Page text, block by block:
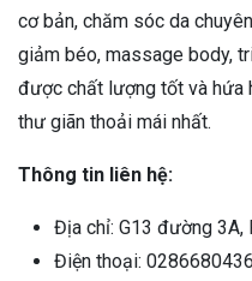
cơ bản, chăm sóc da
giảm béo, massage body,
được chất lượng tốt và hứa
thư giãn thoải mái nhất.
Thông tin liên hệ:
Địa chỉ: G13 đường 3A,
Điện thoại: